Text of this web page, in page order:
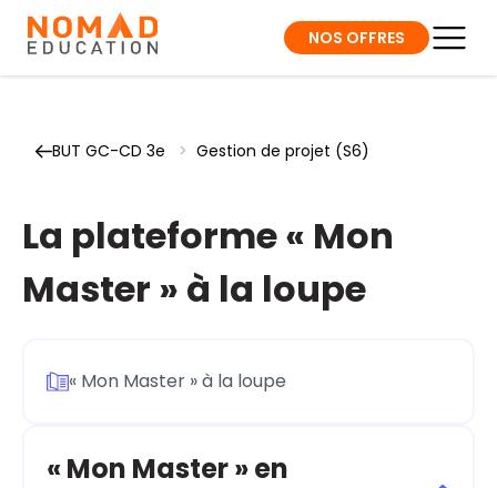
NOS OFFRES
BUT GC-CD 3e > Gestion de projet (S6)
La plateforme « Mon
Master » à la loupe
« Mon Master » à la loupe
« Mon Master » en